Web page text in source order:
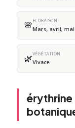
🌸 FLORAISON
Mars, avril, mai
🌿VÉGÉTATION
Vivace